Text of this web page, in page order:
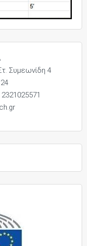
Συμεωνίδη 4